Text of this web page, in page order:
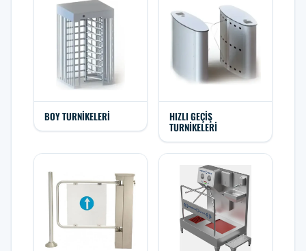
BOY TURNIKELERI
HIZLI GEÇIŞ
TURNIKELERI